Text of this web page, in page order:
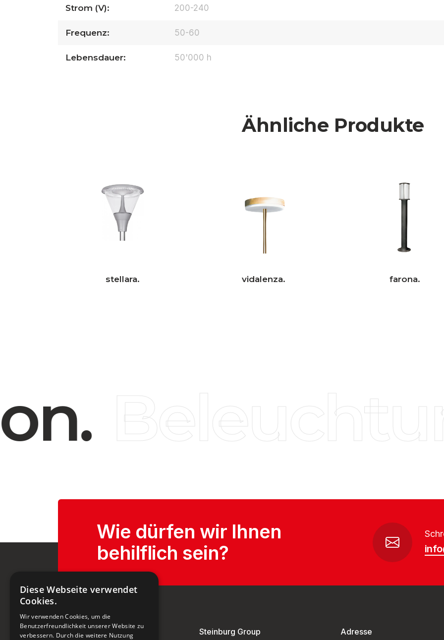
Strom (V): 200-240
Frequenz: 50-60
Lebensdauer: 50'000 h
Ähnliche Produkte
stellara. vidalenza. farona.
Wie dürfen wir Ihnen
behilflich sein?
Steinburg Group Adresse
Diese Webseite verwendet
Cookies.
Wir verwenden Cookies, um die
Benutzerfreundlichkeit unserer Website zu
verbessern. Durch die weitere Nutzung